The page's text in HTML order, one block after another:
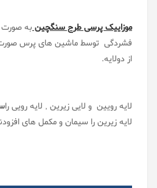
موزاییک پرسی طرح سنگچینبه صورت
فشردگی توسط ماشین های پرس
از دولایه.
لایه رویین و لایی زیرین , لایه رویی را
لایه زیرین را سیمان و مکمل های